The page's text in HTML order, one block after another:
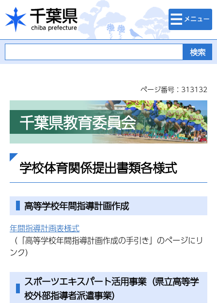
千葉県
検索・メニュ
ー
ページ番号：313132
千葉県教育委員会
学校体育関係提出書類各様式
高等学校年間指導計画作成
年間指導計画表様式
（「高等学校年間指導計画作成の手引き」のページにリ
ンク）
スポーツエキスパート活用事業（県立高等学
校外部指導者派遣事業）